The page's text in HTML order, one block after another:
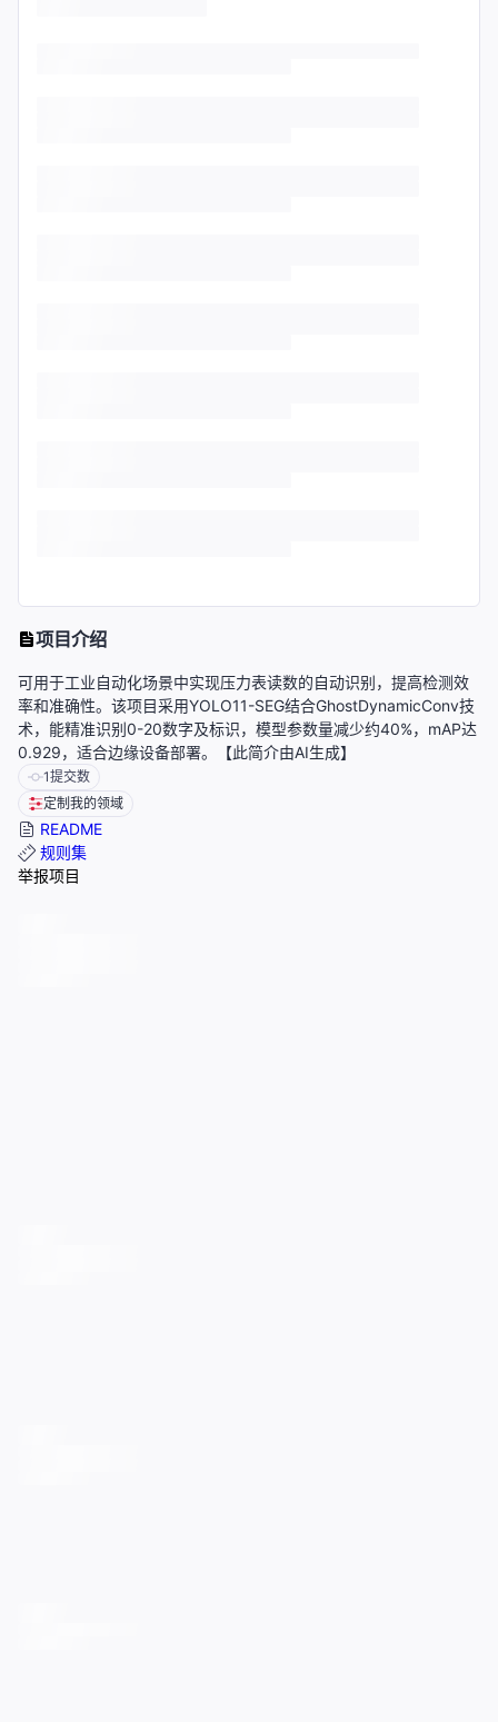
项目介绍
可用于工业自动化场景中实现压力表读数的自动识别，提高检测效
率和准确性。该项目采用YOLO11-SEG结合GhostDynamicConv技
术，能精准识别0-20数字及标识，模型参数量减少约40%，mAP达
0.929，适合边缘设备部署。【此简介由AI生成】
1提交数
定制我的领域
README
规则集
举报项目